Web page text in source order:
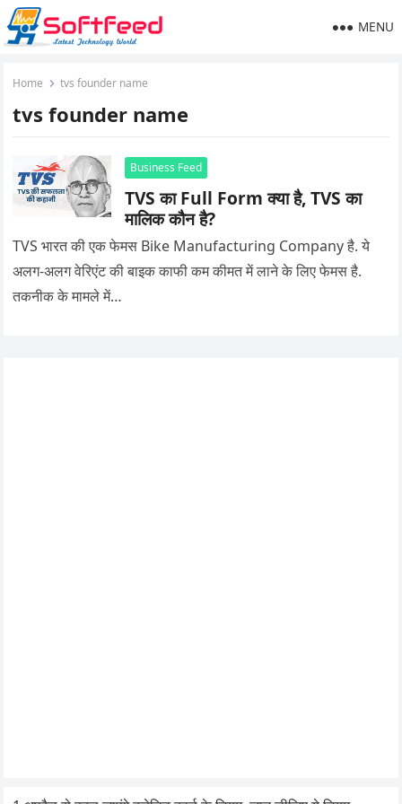
MENU
Home tvs founder name
tvs founder name
Business Feed
TVS का Full Form क्या है, TVS का
मालिक कौन है?
TVS भारत की एक फेमस Bike Manufacturing Company है. ये
अलग-अलग वेरिएंट की बाइक काफी कम कीमत में लाने के लिए फेमस है.
तकनीक के मामले में…